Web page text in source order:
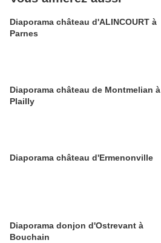
Diaporama château d'ALINCOURT à
Parnes
Diaporama château de Montmelian à
Plailly
Diaporama château d'Ermenonville
Diaporama donjon d'Ostrevant à
Bouchain